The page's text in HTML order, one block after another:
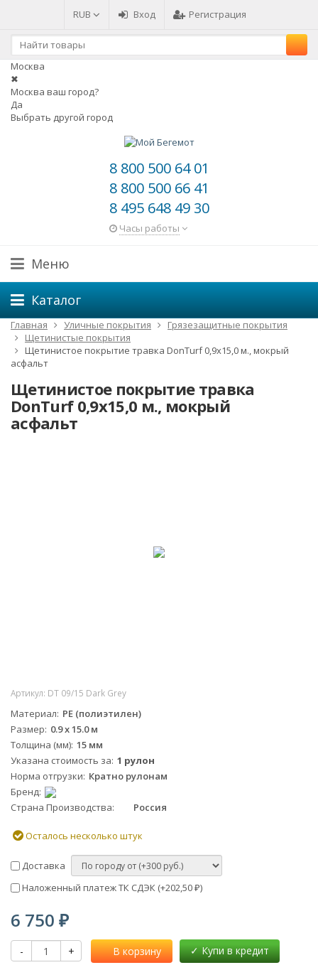
RUB Вход Регистрация
Москва
✖
Москва ваш город?
Да
Выбрать другой город
8 800 500 64 01
8 800 500 66 41
8 495 648 49 30
Часы работы
Меню
Каталог
Главная Уличные покрытия
Грязезащитные покрытия
Щетинистые покрытия
Щетинистое покрытие травка DonTurf 0,9x15,0 м., мокрый
асфальт
Щетинистое покрытие травка
DonTurf 0,9x15,0 м., мокрый
асфальт
Артикул: DT 09/15 Dark Grey
Материал PE (полиэтилен)
Размер 0.9 х 15.0 м
Толщина (мм) 15 мм
Указана стоимость за 1 рулон
Норма отгрузки Кратно рулонам
Бренд
Страна Производства
Россия
Осталось несколько штук
Доставка
Наложенный платеж ТК СДЭК (+202,50 ₽)
6 750 ₽
- + В корзину